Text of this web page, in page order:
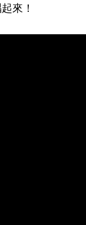
來！